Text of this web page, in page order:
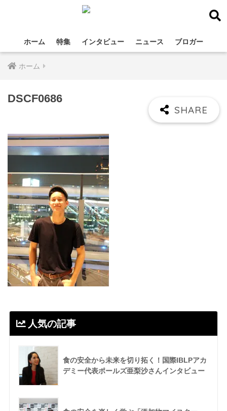
ホーム 特集 インタビュー ニュース ブロガー
ホーム
DSCF0686
人気の記事
食の安全から未来を切り拓く！国際IBLPアカ
デミー代表ポールズ亜梨沙さんインタビュー